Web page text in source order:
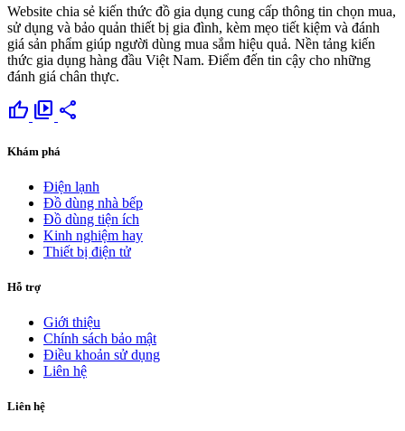
Website chia sẻ kiến thức đồ gia dụng cung cấp thông tin chọn mua,
sử dụng và bảo quản thiết bị gia đình, kèm mẹo tiết kiệm và đánh
giá sản phẩm giúp người dùng mua sắm hiệu quả. Nền tảng kiến
thức gia dụng hàng đầu Việt Nam. Điểm đến tin cậy cho những
đánh giá chân thực.
thumb_up video_library share
Khám phá
Điện lạnh
Đồ dùng nhà bếp
Đồ dùng tiện ích
Kinh nghiệm hay
Thiết bị điện tử
Hỗ trợ
Giới thiệu
Chính sách bảo mật
Điều khoản sử dụng
Liên hệ
Liên hệ